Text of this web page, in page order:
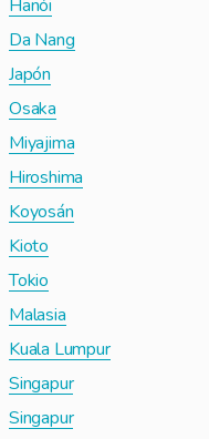
Hanói
Da Nang
Japón
Osaka
Miyajima
Hiroshima
Koyosán
Kioto
Tokio
Malasia
Kuala Lumpur
Singapur
Singapur